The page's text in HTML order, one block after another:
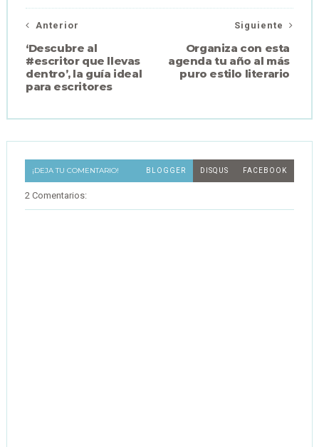
Siguiente
Organiza con esta
agenda tu año al más
puro estilo literario
Anterior
‘Descubre al
#escritor que llevas
dentro’, la guía ideal
para escritores
¡DEJA TU COMENTARIO! BLOGGER DISQUS FACEBOOK
2 Comentarios: